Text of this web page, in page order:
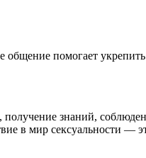
помогает укрепить
получение знаний,
в мир сексуальности —